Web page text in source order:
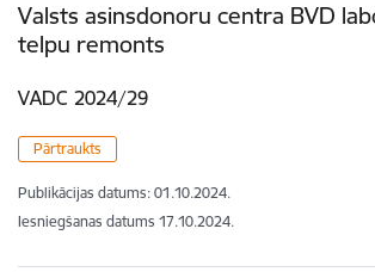
Valsts asinsdonoru centra BVD
telpu remonts
VADC 2024/29
Pārtraukts
Publikācijas datums: 01.10.2024.
Iesniegšanas datums 17.10.2024.